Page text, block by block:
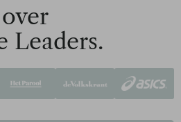
Leaders.